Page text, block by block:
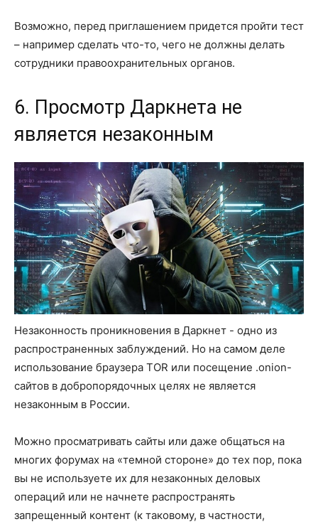
Возможно, перед приглашением придется пройти тест
– например сделать что-то, чего не должны делать
сотрудники правоохранительных органов.
6. Просмотр Даркнета не
является незаконным
Незаконность проникновения в Даркнет - одно из
распространенных заблуждений. Но на самом деле
использование браузера TOR или посещение .onion-
сайтов в добропорядочных целях не является
незаконным в России.
Можно просматривать сайты или даже общаться на
многих форумах на «темной стороне» до тех пор, пока
вы не используете их для незаконных деловых
операций или не начнете распространять
запрещенный контент (к таковому, в частности,